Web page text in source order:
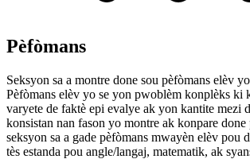
Pèfòmans
Seksyon sa a montre done sou pèfòmans elèv
Pèfòmans elèv yo se yon pwoblèm konplèks ki
varyete de faktè epi evalye ak yon kantite mezi
konsistan nan fason yo montre ak konpare done
seksyon sa a gade pèfòmans mwayèn elèv pou
tès estanda pou angle/langaj, matematik, ak